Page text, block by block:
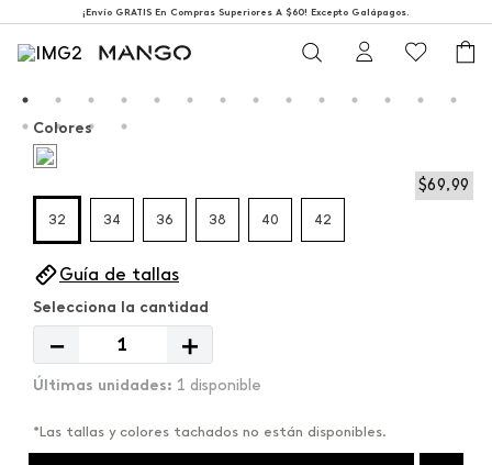
¡Envío GRATIS En Compras Superiores A $60! Excepto Galápagos.
$69,99
Colores
32 34 36 38 40 42
Guía de tallas
＋
－
1 disponible
*Las tallas y colores tachados no están disponibles.